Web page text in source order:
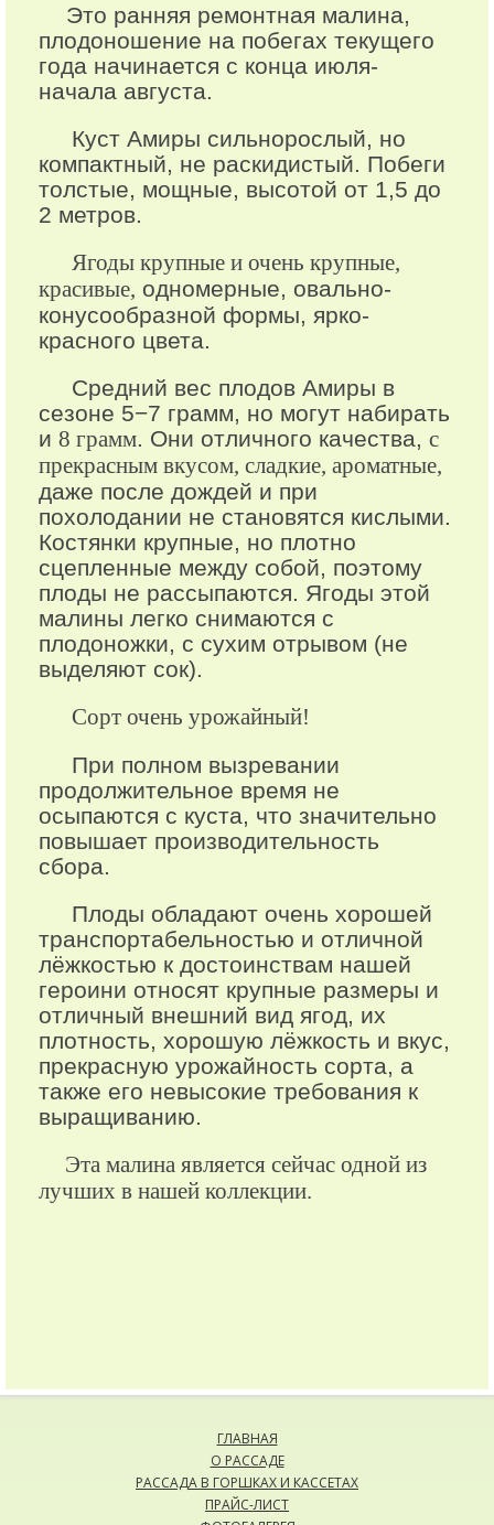
Это ранняя ремонтная малина,
плодоношение на побегах текущего
года начинается с конца июля-
начала августа.
Куст Амиры сильнорослый, но
компактный, не раскидистый. Побеги
толстые, мощные, высотой от 1,5 до
2 метров.
Ягоды крупные и очень крупные,
красивые, одномерные, овально-
конусообразной формы, ярко-
красного цвета.
Средний вес плодов Амиры в
сезоне 5−7 грамм, но могут набирать
и 8 грамм. Они отличного качества, с
прекрасным вкусом, сладкие, ароматные,
даже после дождей и при
похолодании не становятся кислыми.
Костянки крупные, но плотно
сцепленные между собой, поэтому
плоды не рассыпаются. Ягоды этой
малины легко снимаются с
плодоножки, с сухим отрывом (не
выделяют сок).
Сорт очень урожайный!
При полном вызревании
продолжительное время не
осыпаются с куста, что значительно
повышает производительность
сбора.
Плоды обладают очень хорошей
транспортабельностью и отличной
лёжкостью к достоинствам нашей
героини относят крупные размеры и
отличный внешний вид ягод, их
плотность, хорошую лёжкость и вкус,
прекрасную урожайность сорта, а
также его невысокие требования к
выращиванию.
Эта малина является сейчас одной из
лучших в нашей коллекции.
ГЛАВНАЯ
О РАССАДЕ
РАССАДА В ГОРШКАХ И КАССЕТАХ
ПРАЙС-ЛИСТ